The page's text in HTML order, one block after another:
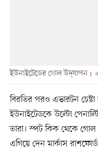
ইউনাইটেডের গোল উদ্‌যাপন
বিরতির পরও এভারটন
ইউনাইটেডকে উল্টো
তারা। স্পট কিক থেকে
এগিয়ে দেন মার্কাস